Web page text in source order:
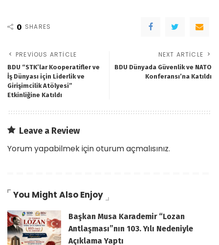
0 SHARES
PREVIOUS ARTICLE
BDU “STK’lar Kooperatifler ve
İş Dünyası için Liderlik ve
Girişimcilik Atölyesi”
Etkinliğine Katıldı
NEXT ARTICLE
BDU Dünyada Güvenlik ve NATO
Konferansı’na Katıldı
Leave a Review
Yorum yapabilmek içinoturum açmalısınız.
You Might Also Enjoy
Başkan Musa Karademir “Lozan
Antlaşması”nın 103. Yılı Nedeniyle
Açıklama Yaptı